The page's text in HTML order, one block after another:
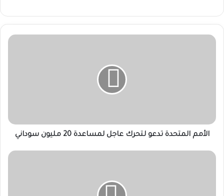
الأمم
سوداني
الأمم المتحدة تدعو لتحرك عاجل لمساعدة 20 مليون سوداني
السعودية: